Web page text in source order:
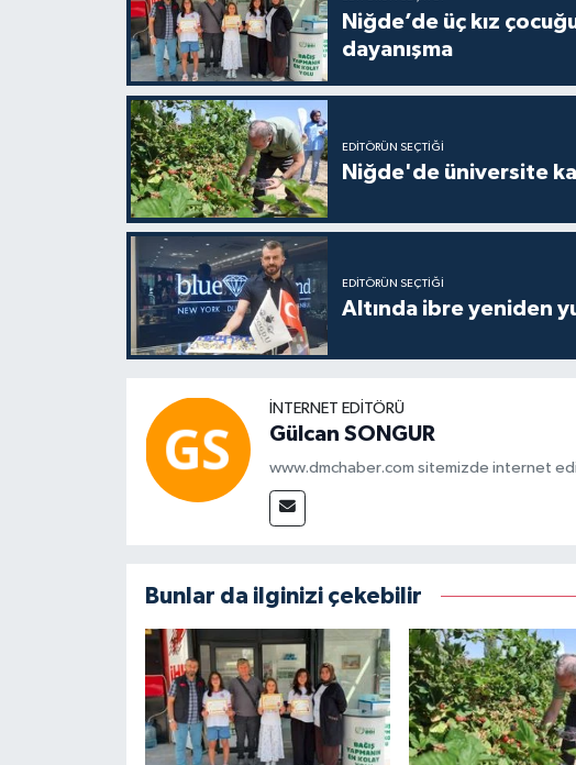
Niğde’de üç kız
dayanışma
EDITÖRÜN SEÇTIĞI
Niğde'de üniversite
EDITÖRÜN SEÇTIĞI
Altında ibre yeniden
İNTERNET EDITÖRÜ
Gülcan SONGUR
www.dmchaber.com sitemizde internet
Bunlar da ilginizi çekebilir